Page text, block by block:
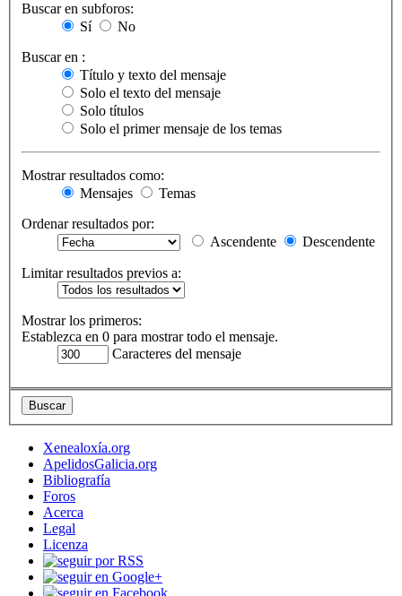
Buscar en subforos:
Sí
No
Buscar en :
Título y texto del mensaje
Solo el texto del mensaje
Solo títulos
Solo el primer mensaje de los temas
Mostrar resultados como:
Mensajes
Temas
Ordenar resultados por:
Ascendente
Descendente
Limitar resultados previos a:
Mostrar los primeros:
Establezca en 0 para mostrar todo el mensaje.
Caracteres del mensaje
Xenealoxía.org
ApelidosGalicia.org
Bibliografía
Foros
Acerca
Legal
Licenza